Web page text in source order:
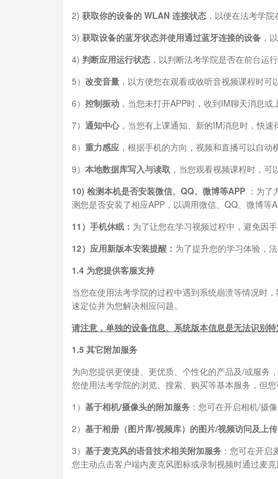
2) 获取你的设备的 WLAN 连接状态 ，以便在法考学
3) 获取设备的蓝牙状态并使用通过蓝牙连接的设备 ，
4) 判断应用运行状态 ，以判断法考学院是否在前台运
5） 改变音量 ，以方便您在观看或收听音视频课程时可
6） 控制振动 ，当您未打开APP时，收到IM聊天消息或
7） 通知中心，当您有上课通知、新的IM消息时，快速
8） 重力感应 ，根据手机的方向，视频和直播可以自动
9） 本地数据库写入与读取 ，当您观看视频课程时，可
10) 检测本机是否安装微信、QQ、微博等APP ：为
测您是否安装了相应APP，以调用微信、QQ、微博等
11）手机休眠： 为了让您在学习视频过程中，避免因
12）应用新版本安装提醒： 为了提升您的学习体验，
1.4 为您提供客服支持
当您在使用法考学院的过程中遇到系统崩溃等情况时，
速定位并为您解决相应问题。
请注意，单独的设备信息、系统版本信息是无法识别特
1.5 其它附加服务
为向您提供更便捷、更优质、个性化的产品及/或服务
您使用法考学院的浏览、搜索、购买等基本服务，但
1） 基于相机/摄像头的附加服务 ：您可在开启相机/摄
2） 基于相册（图片库/视频库）的图片/视频访问及上
3） 基于麦克风的语音技术相关附加服务 ：您可在开
您主动点击客户端内麦克风图标或录制视频时通过麦克